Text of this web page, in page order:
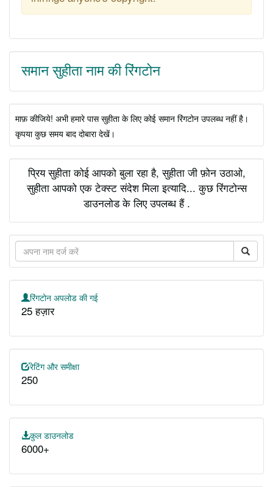
समान सुहीता नाम की रिंगटोन
माफ़ कीजिये! अभी हमारे पास सुहीता के लिए कोई समान रिंगटोन उपलब्ध नहीं है।
कृपया कुछ समय बाद दोबारा देखें।
प्रिय सुहीता कोई आपको बुला रहा है, सुहीता जी फ़ोन उठाओ,
सुहीता आपको एक टेक्स्ट संदेश मिला इत्यादि... कुछ रिंगटोन्स
डाउनलोड के लिए उपलब्ध हैं .
रिंगटोन अपलोड की गई
25 हज़ार
रेटिंग और समीक्षा
250
कुल डाउनलोड
6000+